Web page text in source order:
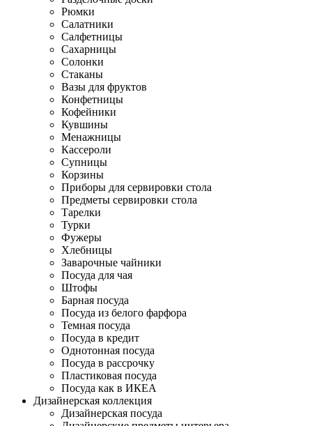
Рюмки
Салатники
Салфетницы
Сахарницы
Солонки
Стаканы
Вазы для фруктов
Конфетницы
Кофейники
Кувшины
Менажницы
Кассероли
Супницы
Корзины
Приборы для сервировки стола
Предметы сервировки стола
Тарелки
Турки
Фужеры
Хлебницы
Заварочные чайники
Посуда для чая
Штофы
Барная посуда
Посуда из белого фарфора
Темная посуда
Посуда в кредит
Однотонная посуда
Посуда в рассрочку
Пластиковая посуда
Посуда как в ИКЕА
Дизайнерская коллекция
Дизайнерская посуда